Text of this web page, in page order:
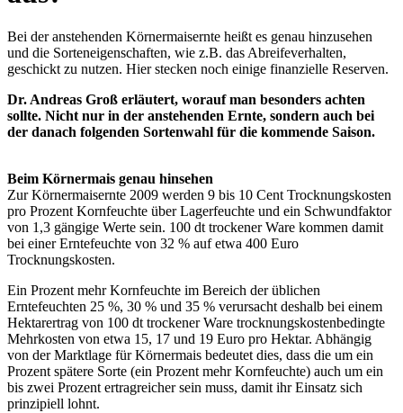
Bei der anstehenden Körnermaisernte heißt es genau hinzusehen
und die Sorteneigenschaften, wie z.B. das Abreifeverhalten,
geschickt zu nutzen. Hier stecken noch einige finanzielle Reserven.
Dr. Andreas Groß erläutert, worauf man besonders achten
sollte. Nicht nur in der anstehenden Ernte, sondern auch bei
der danach folgenden Sortenwahl für die kommende Saison.
Beim Körnermais genau hinsehen
Zur Körnermaisernte 2009 werden 9 bis 10 Cent Trocknungskosten
pro Prozent Kornfeuchte über Lagerfeuchte und ein Schwundfaktor
von 1,3 gängige Werte sein. 100 dt trockener Ware kommen damit
bei einer Erntefeuchte von 32 % auf etwa 400 Euro
Trocknungskosten.
Ein Prozent mehr Kornfeuchte im Bereich der üblichen
Erntefeuchten 25 %, 30 % und 35 % verursacht deshalb bei einem
Hektarertrag von 100 dt trockener Ware trocknungskostenbedingte
Mehrkosten von etwa 15, 17 und 19 Euro pro Hektar. Abhängig
von der Marktlage für Körnermais bedeutet dies, dass die um ein
Prozent spätere Sorte (ein Prozent mehr Kornfeuchte) auch um ein
bis zwei Prozent ertragreicher sein muss, damit ihr Einsatz sich
prinzipiell lohnt.